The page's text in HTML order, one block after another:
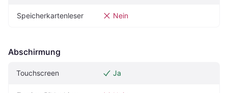
Speicherkartenleser Nein
Abschirmung
Touchscreen Ja